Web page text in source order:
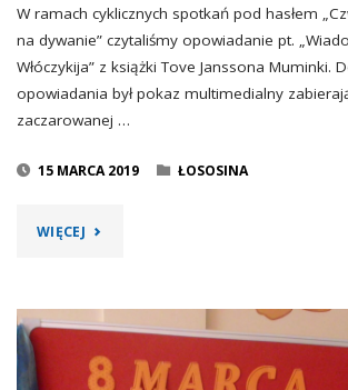
W ramach cyklicznych spotkań pod hasłem
na dywanie” czytaliśmy opowiadanie pt.
Włóczykija” z książki Tove Janssona Muminki.
opowiadania był pokaz multimedialny
zaczarowanej …
15 MARCA 2019 ŁOSOSINA
WIĘCEJ"OPOWIEŚCI
MUMINKOWEJ
DOLINY"